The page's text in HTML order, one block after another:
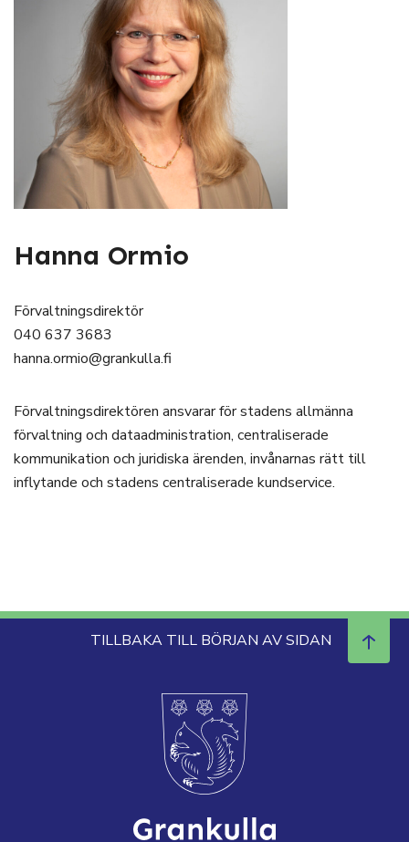
Hanna Ormio
Förvaltningsdirektör
040 637 3683
hanna.ormio@grankulla.fi
Förvaltningsdirektören ansvarar för stadens allmänna
förvaltning och dataadministration, centraliserade
kommunikation och juridiska ärenden, invånarnas rätt till
inflytande och stadens centraliserade kundservice.
TILLBAKA TILL BÖRJAN AV SIDAN